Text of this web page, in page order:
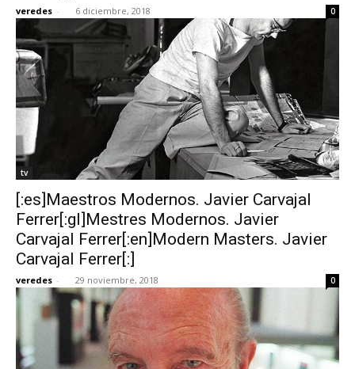
veredes - 6 diciembre, 2018 0
tv
[:es]Maestros Modernos. Javier Carvajal
Ferrer[:gl]Mestres Modernos. Javier
Carvajal Ferrer[:en]Modern Masters. Javier
Carvajal Ferrer[:]
veredes - 29 noviembre, 2018 0